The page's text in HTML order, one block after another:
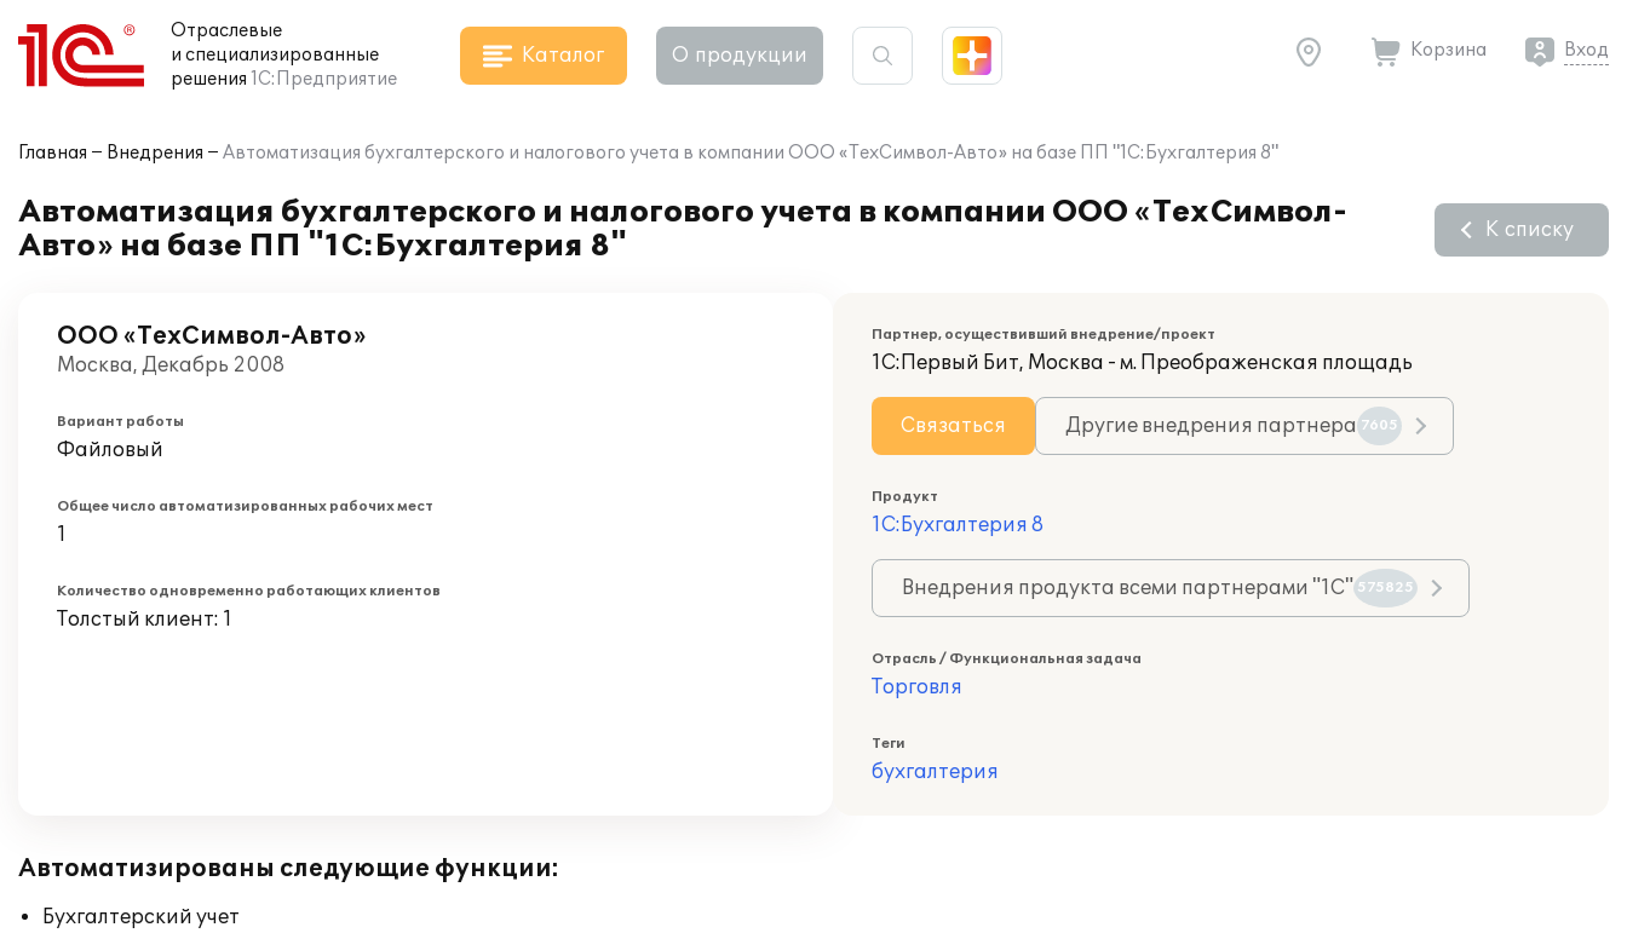
Отраслевые
и специализированные
решения 1С:Предприятие
Каталог О продукции Корзина Вход
Главная Внедрения Автоматизация бухгалтерского и налогового учета в компании ООО «ТехСимвол-Авто» на базе ПП "1С:Бухгалтерия 8"
Автоматизация бухгалтерского и налогового учета в компании ООО «ТехСимвол-
Авто» на базе ПП "1С:Бухгалтерия 8"
К списку
ООО «ТехСимвол-Авто»
Москва, Декабрь 2008
Вариант работы
Файловый
Общее число автоматизированных рабочих мест
1
Количество одновременно работающих клиентов
Толстый клиент: 1
Партнер, осуществивший внедрение/проект
1С:Первый Бит, Москва - м. Преображенская площадь
Связаться Другие внедрения партнера 7605
Продукт
1С:Бухгалтерия 8
Внедрения продукта всеми партнерами "1С" 575825
Отрасль / Функциональная задача
Торговля
Теги
бухгалтерия
Автоматизированы следующие функции:
Бухгалтерский учет